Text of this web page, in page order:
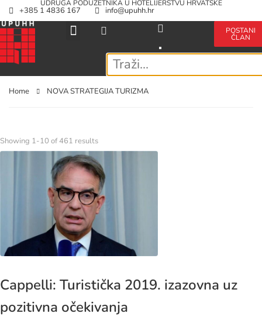
UDRUGA PODUZETNIKA U HOTELIJERSTVU HRVATSKE
+385 1 4836 167 info@upuhh.hr
POSTANI
ČLAN
Home NOVA STRATEGIJA TURIZMA
Showing 1-10 of 461 results
Cappelli: Turistička 2019. izazovna uz
pozitivna očekivanja